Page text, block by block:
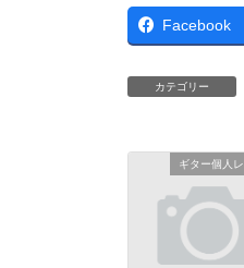
Facebook
カテゴリー
ギター個人